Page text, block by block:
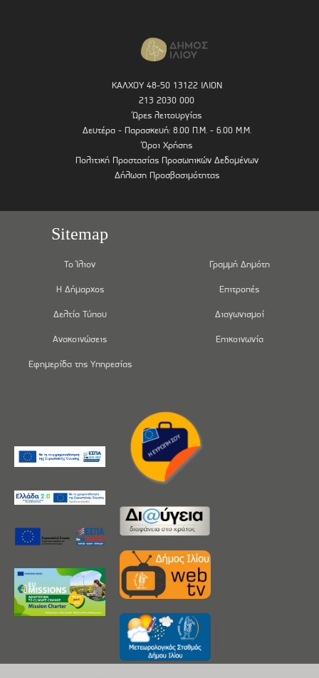
ΚΑΛΧΟΥ 48-50 13122 ΙΛΙΟΝ
213 2030 000
Ώρες λειτουργίας
Δευτέρα - Παρασκευή: 8.00 Π.Μ. - 6.00 Μ.Μ.
Όροι Χρήσης
Πολιτική Προστασίας Προσωπικών Δεδομένων
Δήλωση Προσβασιμότητας
Sitemap
Το Ίλιον
Η Δήμαρχος
Δελτία Τύπου
Ανακοινώσεις
Εφημερίδα της Υπηρεσίας
Γραμμή Δημότη
Επιτροπές
Διαγωνισμοί
Επικοινωνία